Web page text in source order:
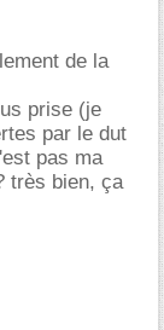
de la
prise (je
par le dut
pas ma
très bien, ça